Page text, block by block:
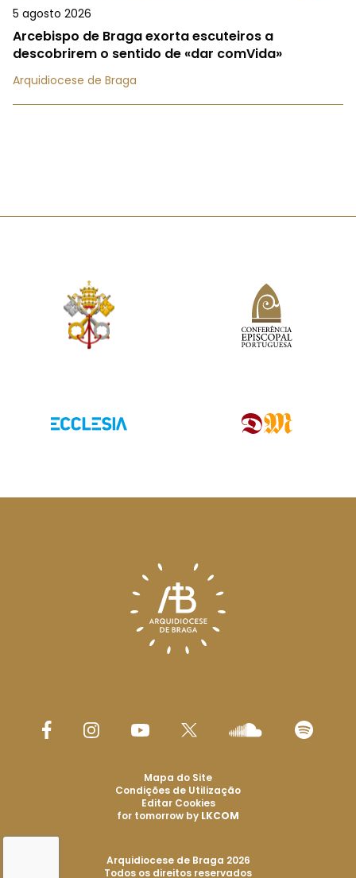
5 agosto 2026
Arcebispo de Braga exorta escuteiros a
descobrirem o sentido de «dar comVida»
Arquidiocese de Braga
Arquidiocese de Braga 2026
Todos os direitos reservados
Mapa do Site
Condições de Utilização
Editar Cookies
for tomorrow by LKCOM